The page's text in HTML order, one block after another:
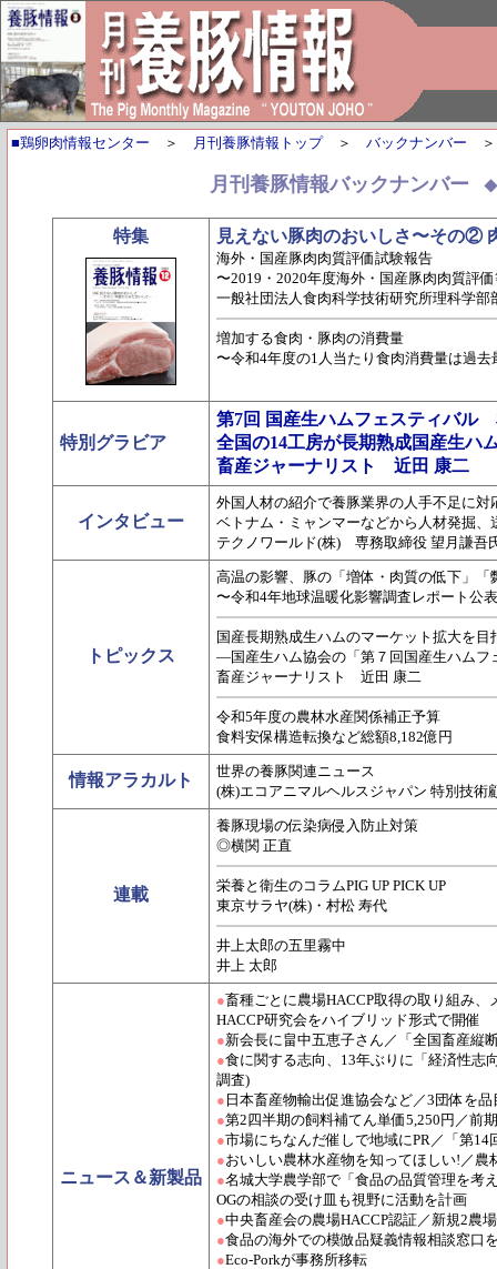
■鶏卵肉情報センター ＞ 月刊養豚情報トップ＞ バックナンバー
月刊養豚情報バックナンバー
特集 見えない豚肉のおいしさ〜その②
海外・国産豚肉肉質評価試験報告
〜2019・2020年度海外・国産豚肉肉質評
一般社団法人食肉科学技術研究所理科学
増加する食肉・豚肉の消費量
〜令和4年度の1人当たり食肉消費量は過去
特別グラビア
第7回 国産生ハムフェスティバル
全国の14工房が長期熟成国産生ハ
畜産ジャーナリスト 近田 康二
インタビュー
外国人材の紹介で養豚業界の人手不足に対
ベトナム・ミャンマーなどから人材発掘、
テクノワールド(株) 専務取締役 望月謙
トピックス
高温の影響、豚の「増体・肉質の低下」「
〜令和4年地球温暖化影響調査レポート公
国産長期熟成生ハムのマーケット拡大を目
―国産生ハム協会の「第７回国産生ハム
畜産ジャーナリスト 近田 康二
令和5年度の農林水産関係補正予算
食料安保構造転換など総額8,182億円
情報アラカルト
世界の養豚関連ニュース
(株)エコアニマルヘルスジャパン 特別技術
連載
養豚現場の伝染病侵入防止対策
◎横関 正直
栄養と衛生のコラムPIG UP PICK UP
東京サラヤ(株)・村松 寿代
井上太郎の五里霧中
井上 太郎
ニュース＆新製品
●畜種ごとに農場HACCP取得の取り組み
HACCP研究会をハイブリッド形式で開催
●新会長に畠中五恵子さん／「全国畜産縦
●食に関する志向、13年ぶりに「経済性志
調査)
● 日本畜産物輸出促進協会など／3団体を
●第2四半期の飼料補てん単価5,250円／前
●市場にちなんだ催しで地域にPR／「第14
●おいしい農林水産物を知ってほしい!／
●名城大学農学部で「食品の品質管理を考
OGの相談の受け皿も視野に活動を計画
●中央畜産会の農場HACCP認証／新規2農
●食品の海外での模倣品疑義情報相談窓口
●Eco-Porkが事務所移転